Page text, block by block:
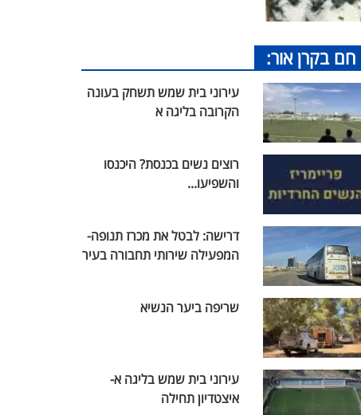
חם בקרן אור:
עירוני בית שמש תשחק בעונה
הקרובה בליגה א
רוצים נשים בכנסת? היכנסו
והשפיעו...
דרישה: לבטל את מכרז תנופה-
המפעילה שירותי תחבורה בעיר
שריפה ביער הנשיא
עירוני בית שמש בליגה א-
איצטדיון תחילה